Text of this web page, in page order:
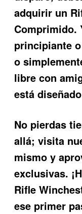
adquirir un
Comprimido.
principiante
o
libre con
está
No pierdas
allá; visita
mismo y
exclusivas.
Rifle
ese primer